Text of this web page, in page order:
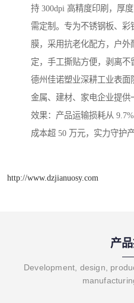
持 300dpi 高精度印刷，厚
需定制。专为不锈钢板、
膜，采用抗老化配方，户
定，手工撕贴方便，剥离不
德州佳诺塑业深耕工业表面
金属、建材、家电企业提供
效果：产品运输损耗从
成本超 50 万元，实力守护
http://www.dzjianuosy.com
产
Development, design,